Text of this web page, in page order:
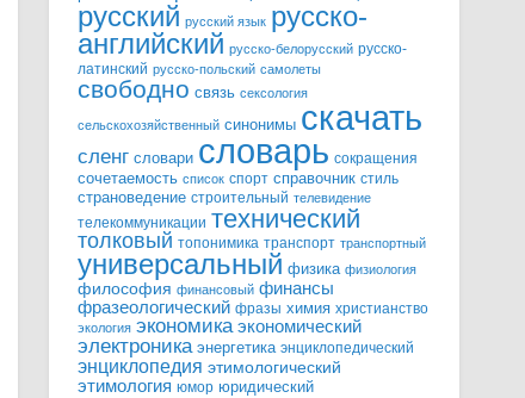
русский русский язык русско-
английский русско-белорусский русско-
латинский русско-польский самолеты
свободно связь сексология
сельскохозяйственный синонимы скачать
сленг словари словарь сокращения
сочетаемость список спорт справочник стиль
страноведение строительный телевидение
телекоммуникации технический
толковый топонимика транспорт транспортный
универсальный физика физиология
философия финансовый финансы
фразеологический фразы химия христианство
экология экономика экономический
электроника энергетика энциклопедический
энциклопедия этимологический
этимология юмор юридический